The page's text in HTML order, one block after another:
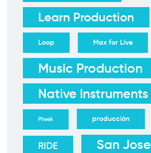
Learn Production
Loop Max for Live
Music Production
Native Instruments
Pheek producción
RIDE San Jose